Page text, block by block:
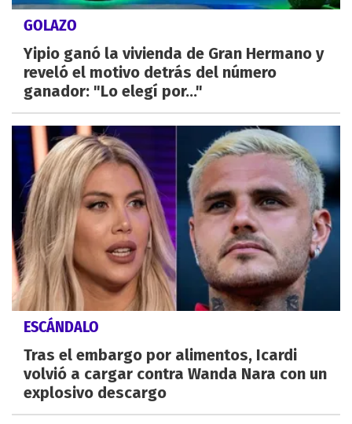
GOLAZO
Yipio ganó la vivienda de Gran Hermano y
reveló el motivo detrás del número
ganador: "Lo elegí por..."
ESCÁNDALO
Tras el embargo por alimentos, Icardi
volvió a cargar contra Wanda Nara con un
explosivo descargo